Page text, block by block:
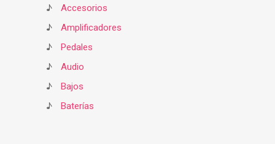
♪
Accesorios
♪
Amplificadores
♪
Pedales
♪
Audio
♪
Bajos
♪
Baterías